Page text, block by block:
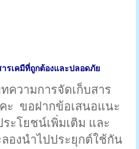
รเคมีที่ถูกต้องและปลอดภัย
ความการจัดเก็บสาร
ะ ขอฝากข้อเสนอแนะ
ะโยชน์เพิ่มเติม และ
องนำไปประยุกต์ใช้กัน